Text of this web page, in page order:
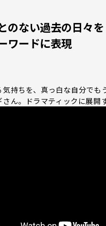
のない過去の日々を
ワードに表現
気持ちを、真っ白な自分で
ん。ドラマティックに展開